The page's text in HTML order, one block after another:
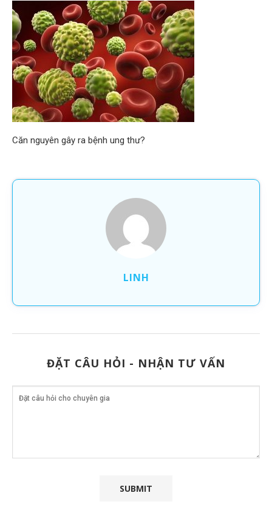
Căn nguyên gây ra bệnh ung thư?
LINH
ĐẶT CÂU HỎI - NHẬN TƯ VẤN